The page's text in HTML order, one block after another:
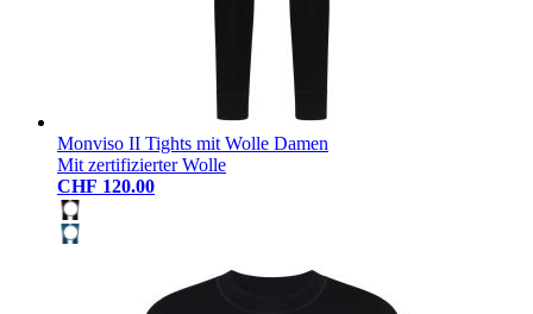
Monviso II Tights mit Wolle Damen
Mit zertifizierter Wolle
CHF 120.00